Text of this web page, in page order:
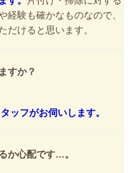
経験も確かなものなので、
だけると思います。
すか？
ッフがお伺いします。
か心配です…。